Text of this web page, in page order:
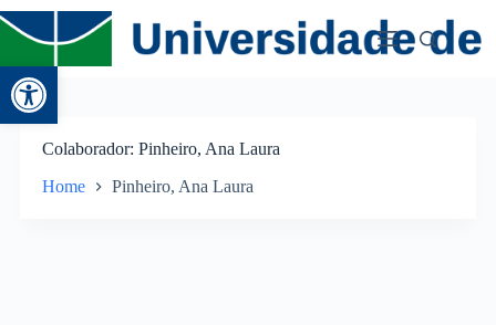
Abrir a barra de ferramentas
Colaborador Pinheiro, Ana Laura
Home Pinheiro, Ana Laura